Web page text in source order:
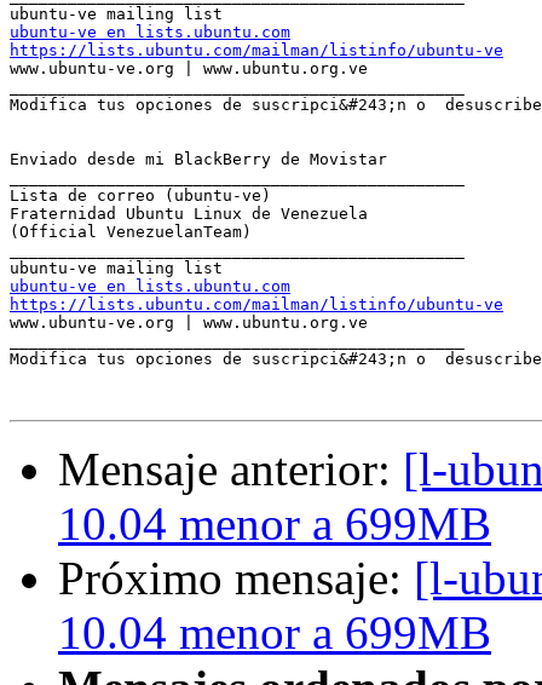
ubuntu-ve en lists.ubuntu.com
https://lists.ubuntu.com/mailman/listinfo/ubuntu-ve
www.ubuntu-ve.org | www.ubuntu.org.ve
Modifica tus opciones de suscripci&#243;n o
Enviado desde mi BlackBerry de Movistar
Lista de correo (ubuntu-ve)
Fraternidad Ubuntu Linux de Venezuela
(Official VenezuelanTeam)
ubuntu-ve en lists.ubuntu.com
https://lists.ubuntu.com/mailman/listinfo/ubuntu-ve
www.ubuntu-ve.org | www.ubuntu.org.ve
Modifica tus opciones de suscripci&#243;n o
Mensaje anterior: [l-
10.04 menor a 699MB
Próximo mensaje: [l-
10.04 menor a 699MB